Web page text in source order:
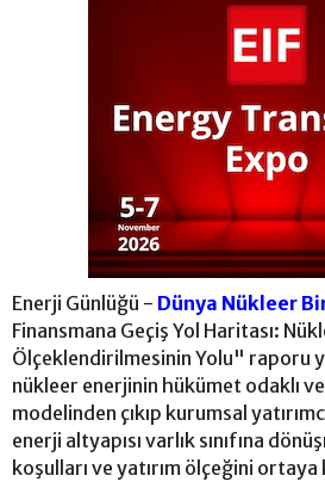
Enerji Günlüğü - Dünya Nükleer
Finansmana Geçiş Yol Haritası:
Ölçeklendirilmesinin Yolu" raporu
nükleer enerjinin hükümet odaklı
modelinden çıkıp kurumsal
enerji altyapısı varlık sınıfına
koşulları ve yatırım ölçeğini